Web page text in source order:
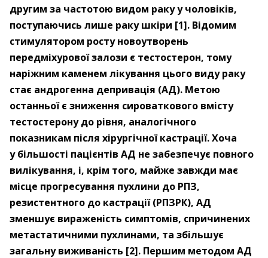
другим за частотою видом раку у чоловіків,
поступаючись лише раку шкіри [1]. Відомим
стимулятором росту новоутворень
передміхурової залози є тестостерон, тому
наріжним каменем лікування цього виду раку
стає андрогенна депривація (АД). Метою
останньої є зниження сироваткового вмісту
тестостерону до рівня, аналогічного
показникам після хірургічної кастрації. Хоча
у більшості пацієнтів АД не забезпечує повного
вилікування, і, крім того, майже завжди має
місце прогресування пухлини до РПЗ,
резистентного до кастрації (РПЗРК), АД
зменшує вираженість симптомів, спричинених
метастатичними пухлинами, та збільшує
загальну виживаність [2]. Першим методом АД